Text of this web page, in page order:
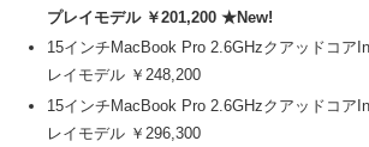
プレイモデル ￥201,200 ★New!
15インチMacBook Pro 2.6GHzクアッドコア
レイモデル ￥248,200
15インチMacBook Pro 2.6GHzクアッドコア
レイモデル ￥296,300